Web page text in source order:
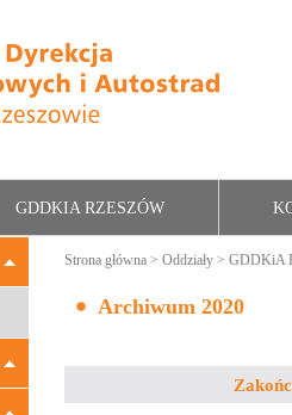
GDDKIA RZESZÓW
Strona główna > Oddziały > GDDKiA
Archiwum 2020